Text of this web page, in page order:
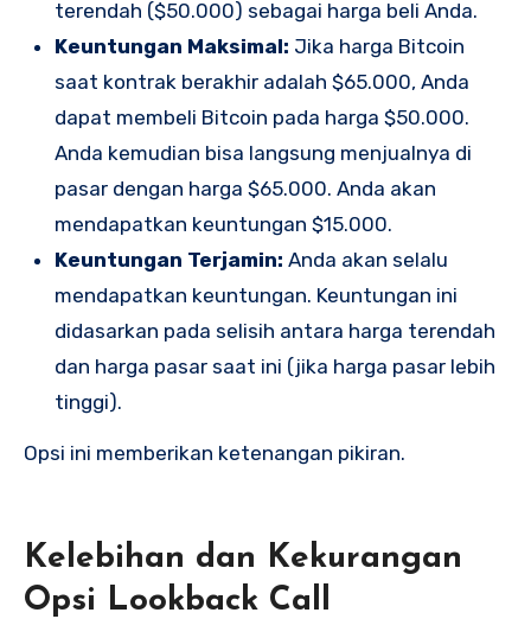
terendah ($50.000) sebagai harga beli Anda.
Keuntungan Maksimal: Jika harga Bitcoin
saat kontrak berakhir adalah $65.000, Anda
dapat membeli Bitcoin pada harga $50.000.
Anda kemudian bisa langsung menjualnya di
pasar dengan harga $65.000. Anda akan
mendapatkan keuntungan $15.000.
Keuntungan Terjamin: Anda akan selalu
mendapatkan keuntungan. Keuntungan ini
didasarkan pada selisih antara harga terendah
dan harga pasar saat ini (jika harga pasar lebih
tinggi).
Opsi ini memberikan ketenangan pikiran.
Kelebihan dan Kekurangan
Opsi Lookback Call